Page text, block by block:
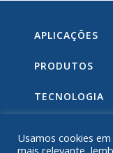
APLICAÇÕES
PRODUTOS
TECNOLOGIA
Usamos cookies
mais relevante,